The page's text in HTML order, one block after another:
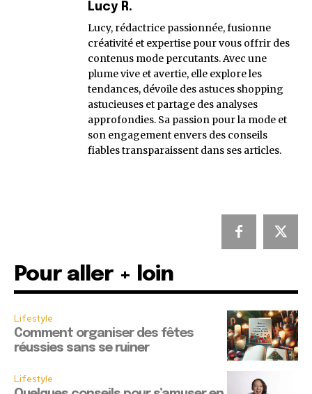
Lucy R.
Lucy, rédactrice passionnée, fusionne
créativité et expertise pour vous offrir des
contenus mode percutants. Avec une
plume vive et avertie, elle explore les
tendances, dévoile des astuces shopping
astucieuses et partage des analyses
approfondies. Sa passion pour la mode et
son engagement envers des conseils
fiables transparaissent dans ses articles.
Pour aller + loin
Lifestyle
Comment organiser des fêtes
réussies sans se ruiner
Lifestyle